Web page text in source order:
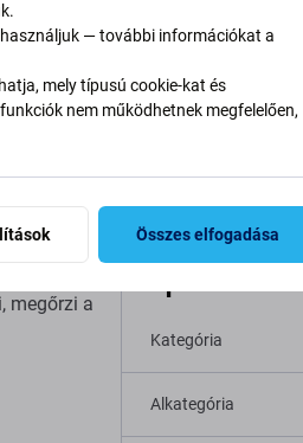
minőségű
megőrzi a
Kategória
Alkategória
— további információkat a
mely típusú cookie-kat és
nem működhetnek megfelelően,
Összes elfogadása